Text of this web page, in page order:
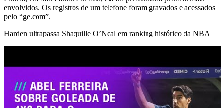
envolvidos. Os registros de um telefone foram gravados e acessados
pelo “ge.com”.
Harden ultrapassa Shaquille O’Neal em ranking histórico da NBA